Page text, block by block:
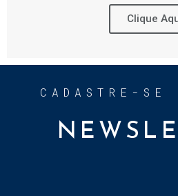
Clique
CADASTRE-SE